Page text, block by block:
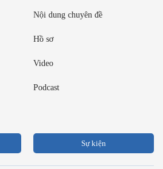
Nội dung chuyên đề
Hồ sơ
Video
Podcast
Sự kiện